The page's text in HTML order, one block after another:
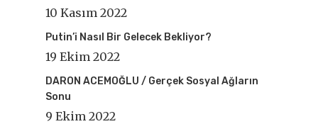
10 Kasım 2022
Putin’i Nasıl Bir Gelecek Bekliyor?
19 Ekim 2022
DARON ACEMOĞLU / Gerçek Sosyal Ağların
Sonu
9 Ekim 2022